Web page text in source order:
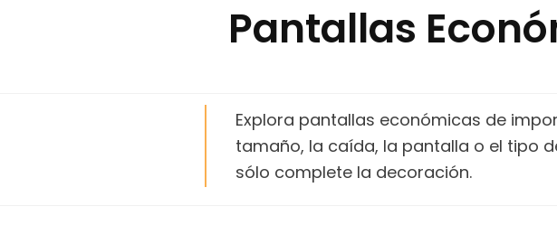
Pantallas
Explora pantallas económicas de
tamaño, la caída, la pantalla o el tipo
sólo complete la decoración.